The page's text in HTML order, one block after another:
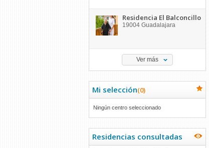
Residencia El Balconcillo
19004 Guadalajara
Ver más
Mi selección(0)
Ningún centro seleccionado
Residencias consultadas